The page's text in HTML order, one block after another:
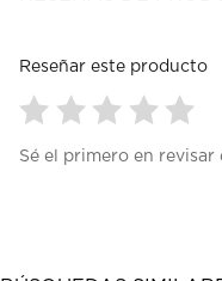
Reseñar este producto
para
1
paraparaparapara
Sé el primero en